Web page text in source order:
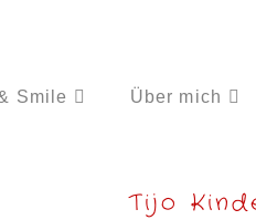
Smile Über mich
Tijo